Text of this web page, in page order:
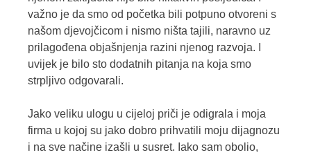
važno je da smo od početka bili potpuno otvoreni s
našom djevojčicom i nismo ništa tajili, naravno uz
prilagođena objašnjenja razini njenog razvoja. I
uvijek je bilo sto dodatnih pitanja na koja smo
strpljivo odgovarali.
Jako veliku ulogu u cijeloj priči je odigrala i moja
firma u kojoj su jako dobro prihvatili moju dijagnozu
i na sve načine izašli u susret. Iako sam obolio,